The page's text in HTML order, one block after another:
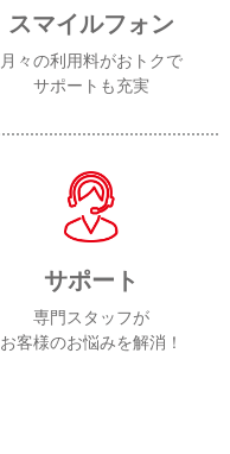
スマイルフォン
月々の利用料がおトクで
サポートも充実
サポート
専門スタッフが
お客様のお悩みを解消！